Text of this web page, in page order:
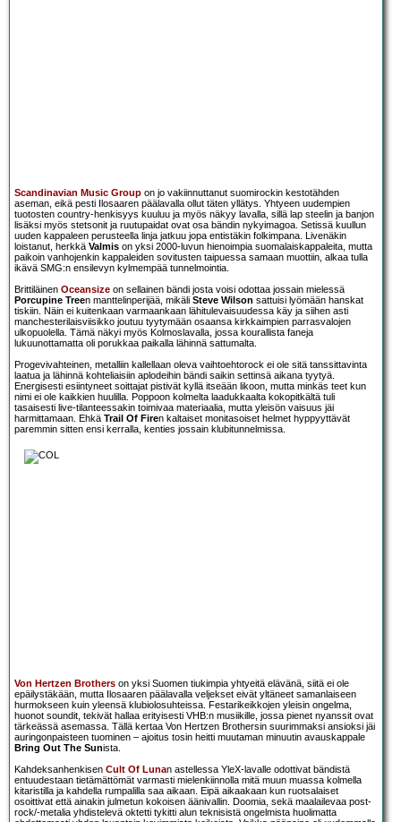
Scandinavian Music Group on jo vakiinnuttanut suomirockin kestotähden
aseman, eikä pesti Ilosaaren päälavalla ollut täten yllätys. Yhtyeen uudempien
tuotosten country-henkisyys kuuluu ja myös näkyy lavalla, sillä lap steelin ja banjon
lisäksi myös stetsonit ja ruutupaidat ovat osa bändin nykyimagoa. Setissä kuullun
uuden kappaleen perusteella linja jatkuu jopa entistäkin folkimpana. Livenäkin
loistanut, herkkä Valmis on yksi 2000-luvun hienoimpia suomalaiskappaleita, mutta
paikoin vanhojenkin kappaleiden sovitusten taipuessa samaan muottiin, alkaa tulla
ikävä SMG:n ensilevyn kylmempää tunnelmointia.
Brittiläinen Oceansize on sellainen bändi josta voisi odottaa jossain mielessä
Porcupine Treen manttelinperijää, mikäli Steve Wilson sattuisi lyömään hanskat
tiskiin. Näin ei kuitenkaan varmaankaan lähitulevaisuudessa käy ja siihen asti
manchesterilaisviisikko joutuu tyytymään osaansa kirkkaimpien parrasvalojen
ulkopuolella. Tämä näkyi myös Kolmoslavalla, jossa kourallista faneja
lukuunottamatta oli porukkaa paikalla lähinnä sattumalta.
Progevivahteinen, metalliin kallellaan oleva vaihtoehtorock ei ole sitä tanssittavinta
laatua ja lähinnä kohteliaisiin aplodeihin bändi saikin settinsä aikana tyytyä.
Energisesti esiintyneet soittajat pistivät kyllä itseään likoon, mutta minkäs teet kun
nimi ei ole kaikkien huulilla. Poppoon kolmelta laadukkaalta kokopitkältä tuli
tasaisesti live-tilanteessakin toimivaa materiaalia, mutta yleisön vaisuus jäi
harmittamaan. Ehkä Trail Of Firen kaltaiset monitasoiset helmet hyppyyttävät
paremmin sitten ensi kerralla, kenties jossain klubitunnelmissa.
Von Hertzen Brothers on yksi Suomen tiukimpia yhtyeitä elävänä, siitä ei ole
epäilystäkään, mutta Ilosaaren päälavalla veljekset eivät yltäneet samanlaiseen
hurmokseen kuin yleensä klubiolosuhteissa. Festarikeikkojen yleisin ongelma,
huonot soundit, tekivät hallaa erityisesti VHB:n musiikille, jossa pienet nyanssit ovat
tärkeässä asemassa. Tällä kertaa Von Hertzen Brothersin suurimmaksi ansioksi jäi
auringonpaisteen tuominen – ajoitus tosin heitti muutaman minuutin avauskappale
Bring Out The Sunista.
Kahdeksanhenkisen Cult Of Lunan astellessa YleX-lavalle odottivat bändistä
entuudestaan tietämättömät varmasti mielenkiinnolla mitä muun muassa kolmella
kitaristilla ja kahdella rumpalilla saa aikaan. Eipä aikaakaan kun ruotsalaiset
osoittivat että ainakin julmetun kokoisen äänivallin. Doomia, sekä maalailevaa post-
rock/-metalia yhdistelevä oktetti tykitti alun teknisistä ongelmista huolimatta